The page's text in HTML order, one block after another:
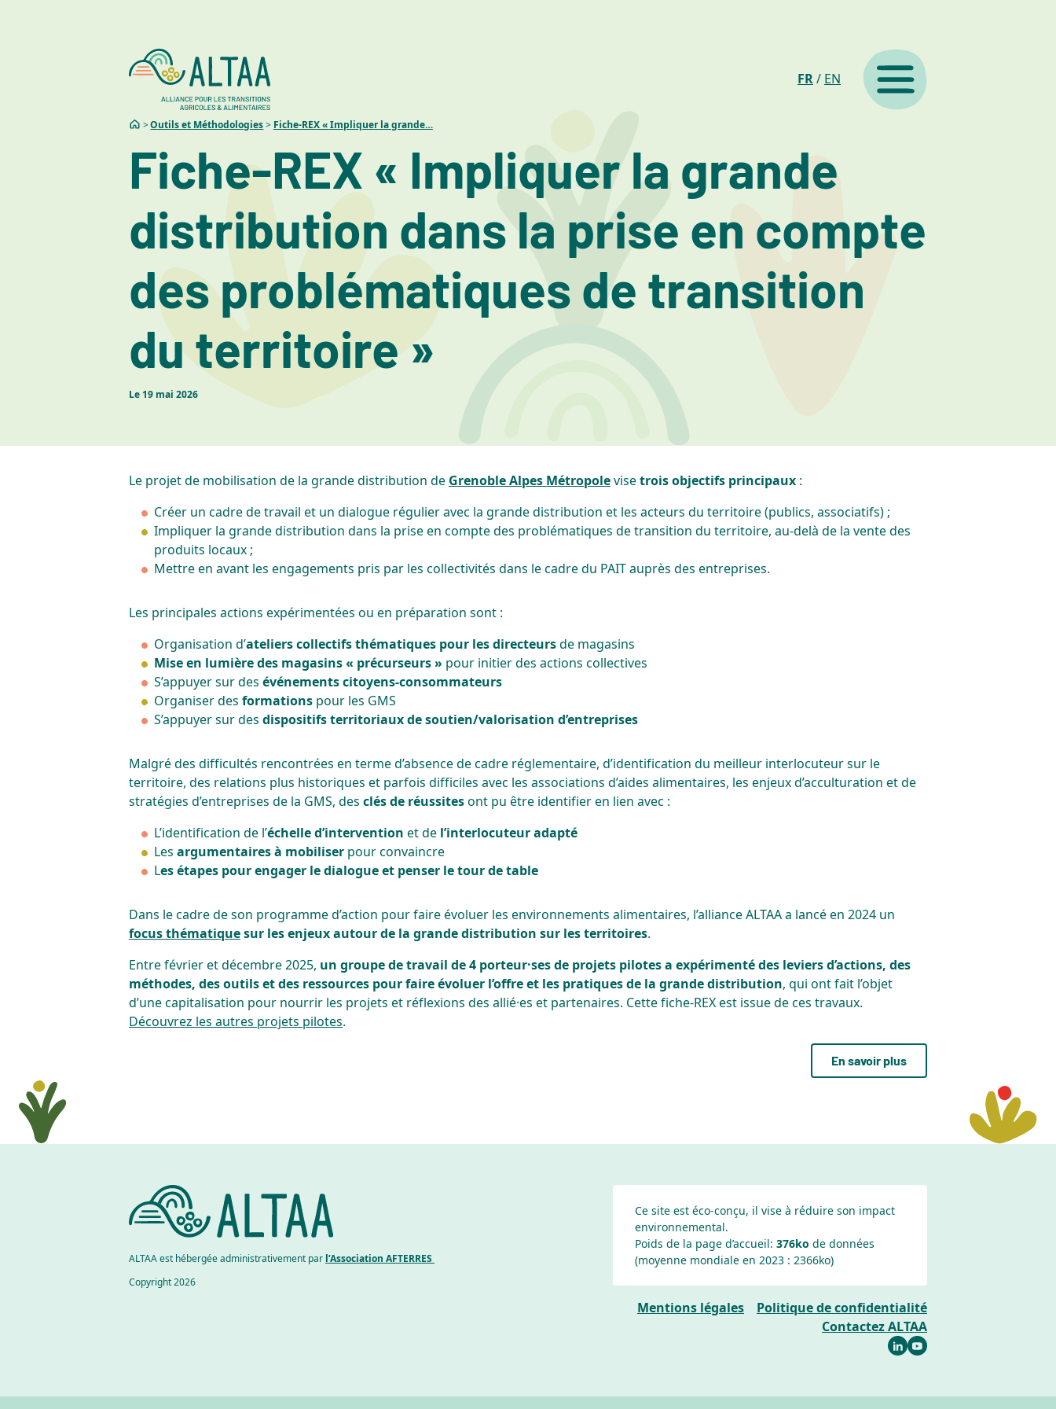
FR/ EN
Outils et Méthodologies Fiche-REX « Impliquer la grande…
Fiche-REX « Impliquer la grande
distribution dans la prise en compte
des problématiques de transition
du territoire »
Le 19 mai 2026
Le projet de mobilisation de la grande distribution de Grenoble Alpes Métropolevisetrois objectifs principaux :
Créer un cadre de travail et un dialogue régulier avec la grande distribution et les acteurs du territoire (publics, associatifs) ;
Impliquer la grande distribution dans la prise en compte des problématiques de transition du territoire, au-delà de la vente des
produits locaux ;
Mettre en avant les engagements pris par les collectivités dans le cadre du PAIT auprès des entreprises.
Les principales actions expérimentées ou en préparation sont :
Organisation d’ateliers collectifs thématiques pour les directeursde magasins
Mise en lumière des magasins « précurseurs » pour initier des actions collectives
S’appuyer sur des événements citoyens-consommateurs
Organiser des formations pour les GMS
S’appuyer sur des dispositifs territoriaux de soutien/valorisation d’entreprises
Malgré des difficultés rencontrées en terme d’absence de cadre réglementaire, d’identification du meilleur interlocuteur sur le
territoire, des relations plus historiques et parfois difficiles avec les associations d’aides alimentaires, les enjeux d’acculturation et de
stratégies d’entreprises de la GMS, des clés de réussitesont pu être identifier en lien avec :
L’identification de l’échelle d’intervention et de l’interlocuteur adapté
Les argumentaires à mobiliser pour convaincre
Les étapes pour engager le dialogue et penser le tour de table
Dans le cadre de son programme d’action pour faire évoluer les environnements alimentaires, l’alliance ALTAA a lancé en 2024 un
focus thématiquesur les enjeux autour de la grande distribution sur les territoires.
Entre février et décembre 2025, un groupe de travail de 4 porteur·ses de projets pilotes a expérimenté des leviers d’actions, des
méthodes, des outils et des ressources pour faire évoluer l’offre et les pratiques de la grande distribution, qui ont fait l’objet
d’une capitalisation pour nourrir les projets et réflexions des allié·es et partenaires. Cette fiche-REX est issue de ces travaux.
Découvrez les autres projets pilotes.
En savoir plus
ALTAA est hébergée administrativement par l’Association AFTERRES
Copyright 2026
Ce site est éco-conçu, il vise à réduire son impact
environnemental.
Poids de la page d’accueil: 376ko de données
(moyenne mondiale en 2023 : 2366ko)
Mentions légales
Politique de confidentialité
Contactez ALTAA